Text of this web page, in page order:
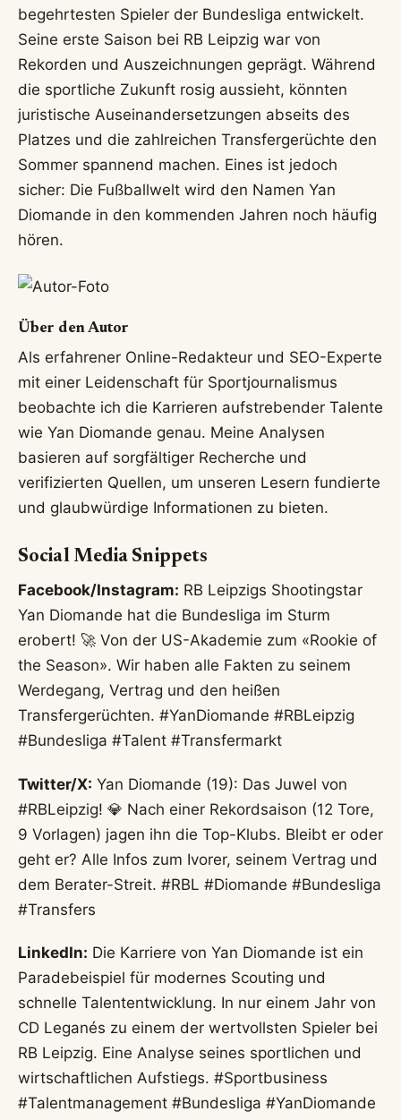
begehrtesten Spieler der Bundesliga entwickelt.
Seine erste Saison bei RB Leipzig war von
Rekorden und Auszeichnungen geprägt. Während
die sportliche Zukunft rosig aussieht, könnten
juristische Auseinandersetzungen abseits des
Platzes und die zahlreichen Transfergerüchte den
Sommer spannend machen. Eines ist jedoch
sicher: Die Fußballwelt wird den Namen Yan
Diomande in den kommenden Jahren noch häufig
hören.
Über den Autor
Als erfahrener Online-Redakteur und SEO-Experte
mit einer Leidenschaft für Sportjournalismus
beobachte ich die Karrieren aufstrebender Talente
wie Yan Diomande genau. Meine Analysen
basieren auf sorgfältiger Recherche und
verifizierten Quellen, um unseren Lesern fundierte
und glaubwürdige Informationen zu bieten.
Social Media Snippets
Facebook/Instagram: RB Leipzigs Shootingstar
Yan Diomande hat die Bundesliga im Sturm
erobert! 🚀 Von der US-Akademie zum «Rookie of
the Season». Wir haben alle Fakten zu seinem
Werdegang, Vertrag und den heißen
Transfergerüchten. #YanDiomande #RBLeipzig
#Bundesliga #Talent #Transfermarkt
Twitter/X: Yan Diomande (19): Das Juwel von
#RBLeipzig! 💎 Nach einer Rekordsaison (12 Tore,
9 Vorlagen) jagen ihn die Top-Klubs. Bleibt er oder
geht er? Alle Infos zum Ivorer, seinem Vertrag und
dem Berater-Streit. #RBL #Diomande #Bundesliga
#Transfers
LinkedIn: Die Karriere von Yan Diomande ist ein
Paradebeispiel für modernes Scouting und
schnelle Talententwicklung. In nur einem Jahr von
CD Leganés zu einem der wertvollsten Spieler bei
RB Leipzig. Eine Analyse seines sportlichen und
wirtschaftlichen Aufstiegs. #Sportbusiness
#Talentmanagement #Bundesliga #YanDiomande